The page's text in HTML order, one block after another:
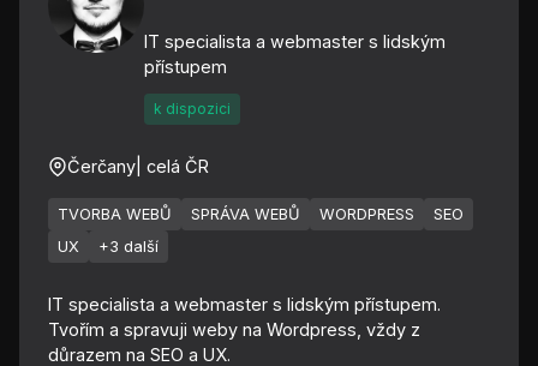
IT specialista a webmaster s lidským
přístupem
k dispozici
Čerčany | celá ČR
TVORBA WEBŮ SPRÁVA WEBŮ WORDPRESS
SEO
UX
+3 další
IT specialista a webmaster s lidským přístupem.
Tvořím a spravuji weby na Wordpress, vždy z
důrazem na SEO a UX.